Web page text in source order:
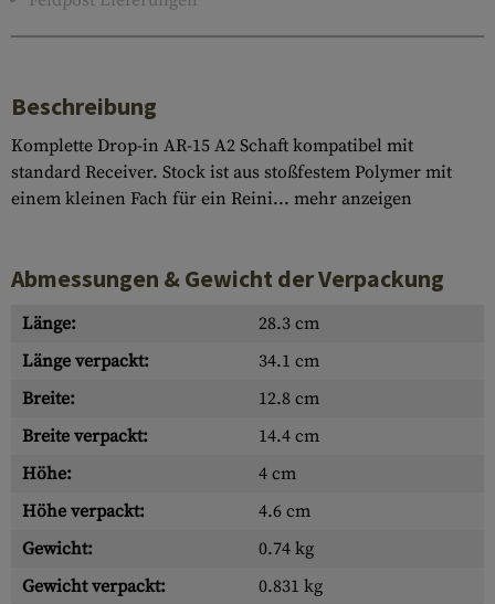
Beschreibung
Komplette Drop-in AR-15 A2 Schaft kompatibel mit
standard Receiver. Stock ist aus stoßfestem Polymer mit
einem kleinen Fach für ein Reini... mehr anzeigen
Abmessungen & Gewicht der Verpackung
Länge:
28.3 cm
Länge verpackt:
34.1 cm
Breite:
12.8 cm
Breite verpackt:
14.4 cm
Höhe:
4 cm
Höhe verpackt:
4.6 cm
Gewicht:
0.74 kg
Gewicht verpackt:
0.831 kg